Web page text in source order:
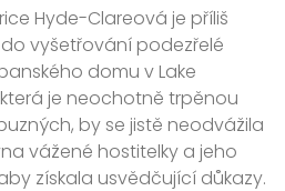
Hyde-Clareová je příliš
vyšetřování podezřelé
domu v Lake
je neochotně trpěnou
by se jistě neodvážila
vážené hostitelky a jeho
získala usvědčující důkazy.